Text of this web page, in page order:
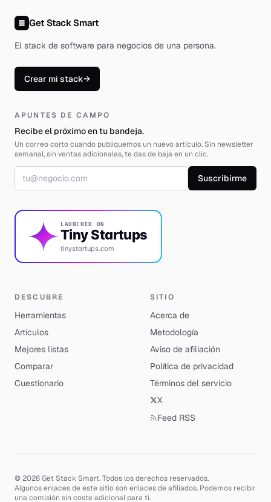
Get Stack Smart
El stack de software para negocios de una persona.
Crear mi stack→
APUNTES DE CAMPO
Recibe el próximo en tu bandeja.
Un correo corto cuando publiquemos un nuevo artículo. Sin newsletter
semanal, sin ventas adicionales, te das de baja en un clic.
Correo electrónico Suscribirme
LAUNCHED ON
Tiny Startups
tinystartups.com
DESCUBRE
Herramientas
Artículos
Mejores listas
Comparar
Cuestionario
SITIO
Acerca de
Metodología
Aviso de afiliación
Política de privacidad
Términos del servicio
X
Feed RSS
© 2026 Get Stack Smart. Todos los derechos reservados.
Algunos enlaces de este sitio son enlaces de afiliados. Podemos recibir
una comisión sin coste adicional para ti.